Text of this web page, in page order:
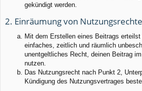
gekündigt werden.
2. Einräumung von
Mit dem Erstellen eines Beitrags
einfaches, zeitlich und räumlich
unentgeltliches Recht, deinen Beitrag
nutzen.
Das Nutzungsrecht nach Punkt 2,
Kündigung des Nutzungsvertrages